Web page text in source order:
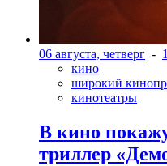
06 августа, четверг -
кино
широкий
кинотеатры
В кино
триллер